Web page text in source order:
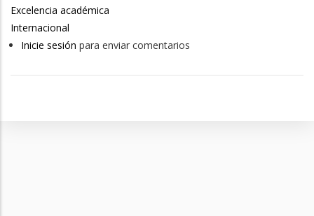
Excelencia académica
Internacional
Inicie sesión para enviar comentarios